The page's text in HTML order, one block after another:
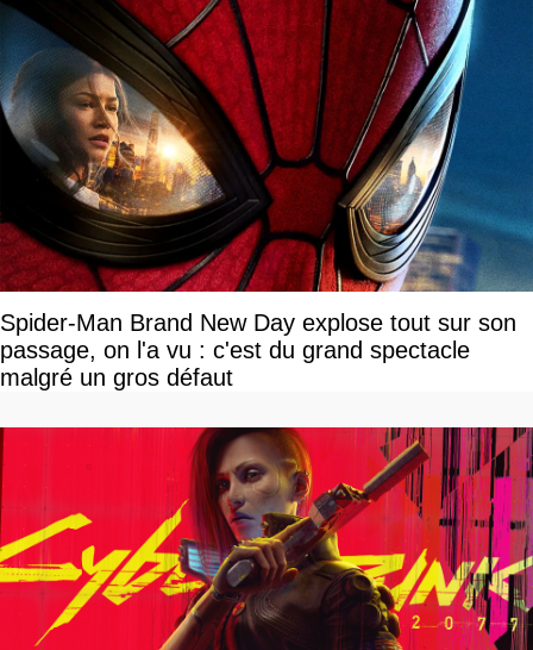
Spider-Man Brand New Day explose tout sur son
passage, on l'a vu : c'est du grand spectacle
malgré un gros défaut